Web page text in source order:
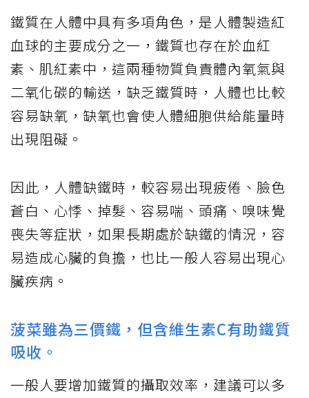
鐵質在人體中具有多項角色，是人體製造紅
血球的主要成分之一，鐵質也存在於血紅
素、肌紅素中，這兩種物質負責體內氧氣與
二氧化碳的輸送，缺乏鐵質時，人體也比較
容易缺氧，缺氧也會使人體細胞供給能量時
出現阻礙。
因此，人體缺鐵時，較容易出現疲倦、臉色
蒼白、心悸、掉髮、容易喘、頭痛、嗅味覺
喪失等症狀，如果長期處於缺鐵的情況，容
易造成心臟的負擔，也比一般人容易出現心
臟疾病。
菠菜雖為三價鐵，但含維生素C有助鐵質
吸收。
一般人要增加鐵質的攝取效率，建議可以多